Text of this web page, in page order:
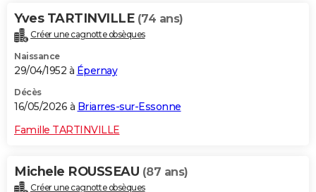
Alimentation
Guide de la santé
Maladies
Médicaments
Sommeil
VOYAGE
Destinations
City break
Voyage nature
Voyage de noces
Forum
Climat
+PHOTO
GUIDES D'ACHAT
BONS PLANS
CARTE DE VOEUX
Dictionnaire
Biographies
Citations
Expressions
Proverbes
PROGRAMME TV
Yves TARTINVILLE (74 ans)
Créer une cagnotte obsèques
Naissance
29/04/1952 à Épernay
Décès
16/05/2026 à Briarres-sur-Essonne
Famille TARTINVILLE
Michele ROUSSEAU (87 ans)
Créer une cagnotte obsèques